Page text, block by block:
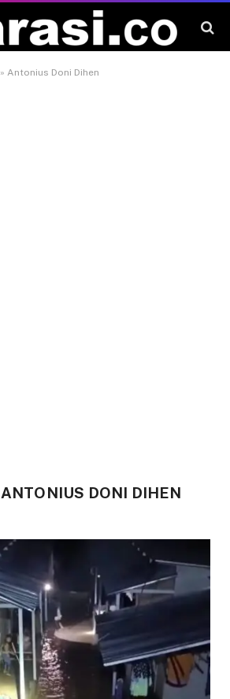
» Antonius Doni Dihen
ANTONIUS DONI DIHEN